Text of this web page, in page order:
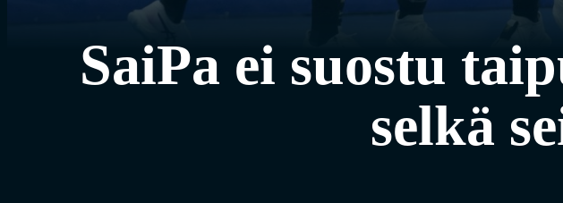
SaiPa ei suostu
selkä